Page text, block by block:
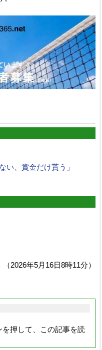
い、賞金だけ貰う」
（2026年5月16日8時11分）
押して、この記事を読